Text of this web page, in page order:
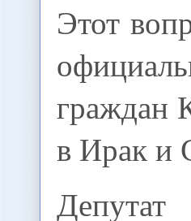
Этот
граждан
в Ирак и